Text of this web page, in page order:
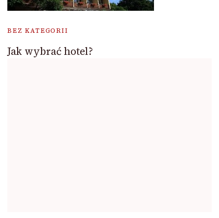
BEZ KATEGORII
Jak wybrać hotel?